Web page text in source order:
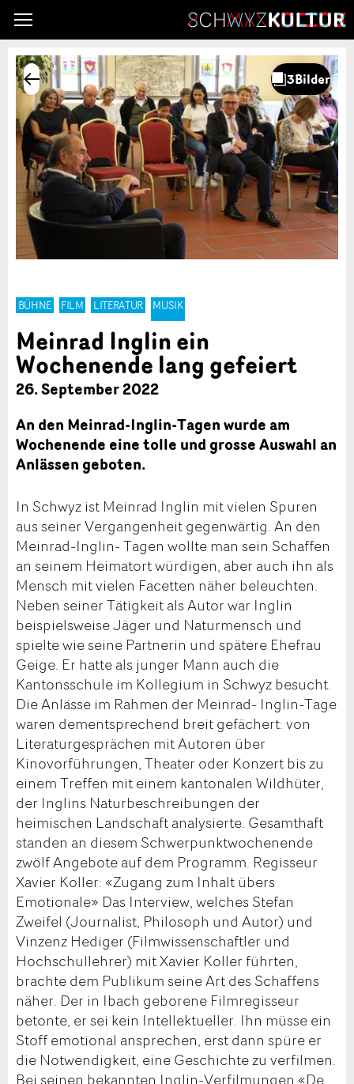
BÜHNE FILM LITERATUR MUSIK
Meinrad Inglin ein
Wochenende lang gefeiert
26. September 2022
An den Meinrad-Inglin-Tagen wurde am
Wochenende eine tolle und grosse Auswahl an
Anlässen geboten.
In Schwyz ist Meinrad Inglin mit vielen Spuren
aus seiner Vergangenheit gegenwärtig. An den
Meinrad-Inglin- Tagen wollte man sein Schaffen
an seinem Heimatort würdigen, aber auch ihn als
Mensch mit vielen Facetten näher beleuchten.
Neben seiner Tätigkeit als Autor war Inglin
beispielsweise Jäger und Naturmensch und
spielte wie seine Partnerin und spätere Ehefrau
Geige. Er hatte als junger Mann auch die
Kantonsschule im Kollegium in Schwyz besucht.
Die Anlässe im Rahmen der Meinrad- Inglin-Tage
waren dementsprechend breit gefächert: von
Literaturgesprächen mit Autoren über
Kinovorführungen, Theater oder Konzert bis zu
einem Treffen mit einem kantonalen Wildhüter,
der Inglins Naturbeschreibungen der
heimischen Landschaft analysierte. Gesamthaft
standen an diesem Schwerpunktwochenende
zwölf Angebote auf dem Programm. Regisseur
Xavier Koller: «Zugang zum Inhalt übers
Emotionale» Das Interview, welches Stefan
Zweifel (Journalist, Philosoph und Autor) und
Vinzenz Hediger (Filmwissenschaftler und
Hochschullehrer) mit Xavier Koller führten,
brachte dem Publikum seine Art des Schaffens
näher. Der in Ibach geborene Filmregisseur
betonte, er sei kein Intellektueller. Ihn müsse ein
Stoff emotional ansprechen, erst dann spüre er
die Notwendigkeit, eine Geschichte zu verfilmen.
Bei seinen bekannten Inglin-Verfilmungen «De